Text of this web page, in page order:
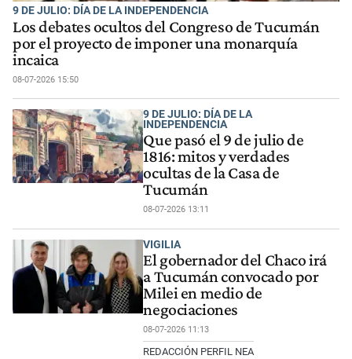
9 DE JULIO: DÍA DE LA INDEPENDENCIA
Los debates ocultos del Congreso de Tucumán
por el proyecto de imponer una monarquía
incaica
08-07-2026 15:50
9 DE JULIO: DÍA DE LA
INDEPENDENCIA
Que pasó el 9 de julio de
1816: mitos y verdades
ocultas de la Casa de
Tucumán
08-07-2026 13:11
VIGILIA
El gobernador del Chaco irá
a Tucumán convocado por
Milei en medio de
negociaciones
08-07-2026 11:13
REDACCIÓN PERFIL NEA